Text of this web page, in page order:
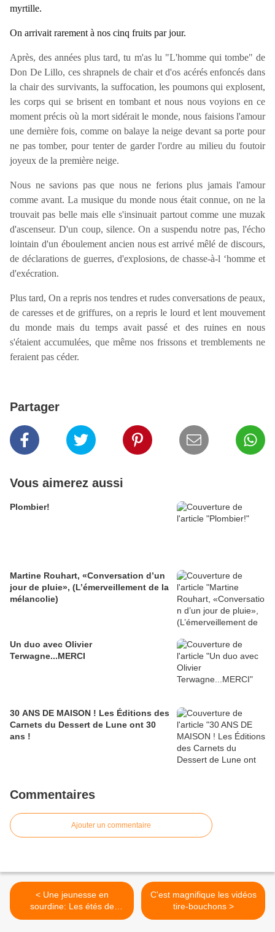
myrtille.
On arrivait rarement à nos cinq fruits par jour.
Après, des années plus tard, tu m'as lu "L'homme qui tombe" de
Don De Lillo, ces shrapnels de chair et d'os acérés enfoncés dans
la chair des survivants, la suffocation, les poumons qui explosent,
les corps qui se brisent en tombant et nous nous voyions en ce
moment précis où la mort sidérait le monde, nous faisions l'amour
une dernière fois, comme on balaye la neige devant sa porte pour
ne pas tomber, pour tenter de garder l'ordre au milieu du foutoir
joyeux de la première neige.
Nous ne savions pas que nous ne ferions plus jamais l'amour
comme avant. La musique du monde nous était connue, on ne la
trouvait pas belle mais elle s'insinuait partout comme une muzak
d'ascenseur. D'un coup, silence. On a suspendu notre pas, l'écho
lointain d'un éboulement ancien nous est arrivé mêlé de discours,
de déclarations de guerres, d'explosions, de chasse-à-l ‘homme et
d'exécration.
Plus tard, On a repris nos tendres et rudes conversations de peaux,
de caresses et de griffures, on a repris le lourd et lent mouvement
du monde mais du temps avait passé et des ruines en nous
s'étaient accumulées, que même nos frissons et tremblements ne
feraient pas céder.
Partager
Vous aimerez aussi
Plombier!
Martine Rouhart, «Conversation d’un
jour de pluie», (L’émerveillement de la
mélancolie)
Un duo avec Olivier
Terwagne...MERCI
30 ANS DE MAISON ! Les Éditions des
Carnets du Dessert de Lune ont 30
ans !
Commentaires
Ajouter un commentaire
< Une jeunesse en
sourdine: Les étés de
Jeanne de Nicole Marlière
C'est magnifique les vidéos
tire-bouchons >